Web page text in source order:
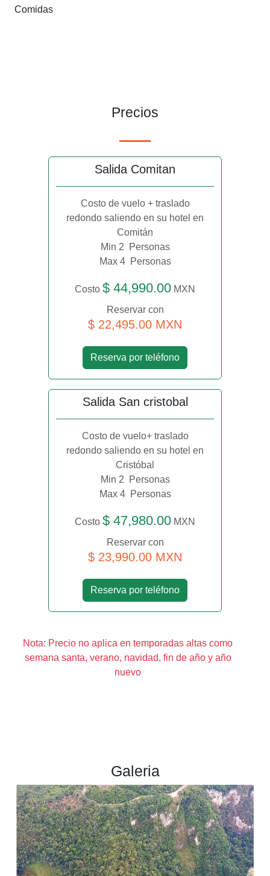
Comidas
Precios
Salida Comitan
Costo de vuelo + traslado
redondo saliendo en su hotel en
Comitán
Min 2
Personas
Max 4 Personas
Costo $ 44,990.00 MXN
Reservar con
$ 22,495.00 MXN
Reserva por teléfono
Salida San cristobal
Costo de vuelo+ traslado
redondo saliendo en su hotel en
Cristóbal
Min 2
Personas
Max 4 Personas
Costo $ 47,980.00 MXN
Reservar con
$ 23,990.00 MXN
Reserva por teléfono
Nota: Precio no aplica en temporadas altas como
semana santa, verano, navidad, fin de año y año
nuevo
Galeria